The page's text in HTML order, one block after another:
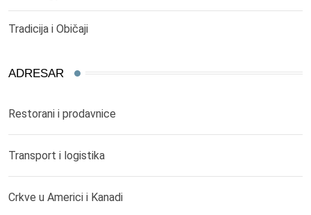
Tradicija i Običaji
ADRESAR
Restorani i prodavnice
Transport i logistika
Crkve u Americi i Kanadi